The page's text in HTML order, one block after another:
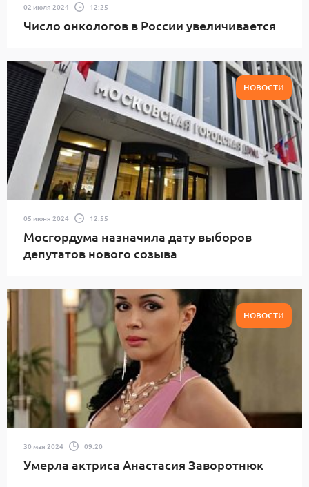
02 июля 2024 12:25
Число онкологов в России увеличивается
НОВОСТИ
05 июня 2024 12:55
Мосгордума назначила дату выборов
депутатов нового созыва
НОВОСТИ
30 мая 2024 09:20
Умерла актриса Анастасия Заворотнюк